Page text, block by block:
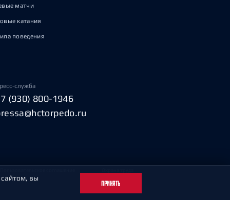
матчи
катания
поведения
служба
(930) 800-1946
сайтом, вы
ПРИНЯТЬ